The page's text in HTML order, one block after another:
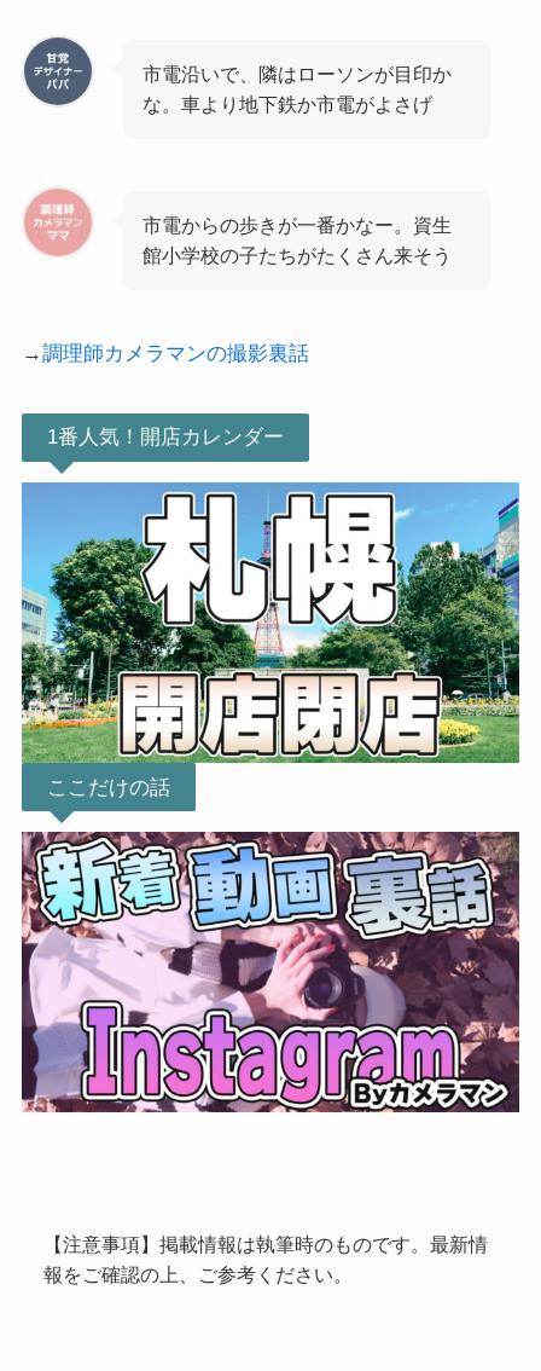
市電沿いで、隣はローソンが目印か
な。車より地下鉄か市電がよさげ
市電からの歩きが一番かなー。資生
館小学校の子たちがたくさん来そう
→調理師カメラマンの撮影裏話
1番人気！開店カレンダー
ここだけの話
【注意事項】掲載情報は執筆時のものです。最新情
報をご確認の上、ご参考ください。